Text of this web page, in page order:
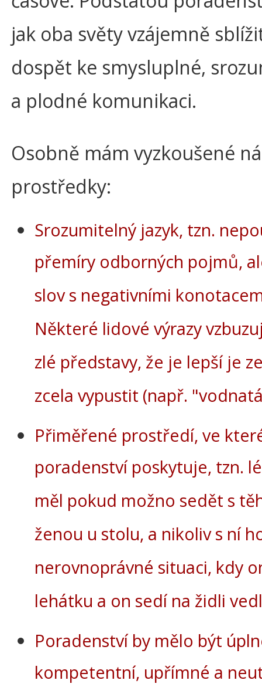
jak oba světy vzájemně
dospět ke smysluplné,
a plodné komunikaci.
Osobně mám vyzkoušené
prostředky:
Srozumitelný jazyk, tzn.
přemíry odborných pojmů,
slov s negativními
Některé lidové výrazy
zlé představy, že je lepší je
zcela vypustit (např.
Přiměřené prostředí, ve
poradenství poskytuje, tzn.
měl pokud možno sedět s
ženou u stolu, a nikoliv s ní
nerovnoprávné situaci, kdy
lehátku a on sedí na židli
Poradenství by mělo být
kompetentní, upřímné a